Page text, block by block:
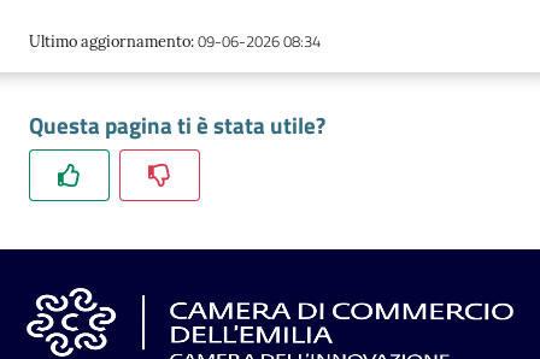
l'impresa
e
territorio
Tutelare
l'Impresa
Ultimo aggiornamento:09-06-2026 08:34
Questa pagina ti è stata utile?